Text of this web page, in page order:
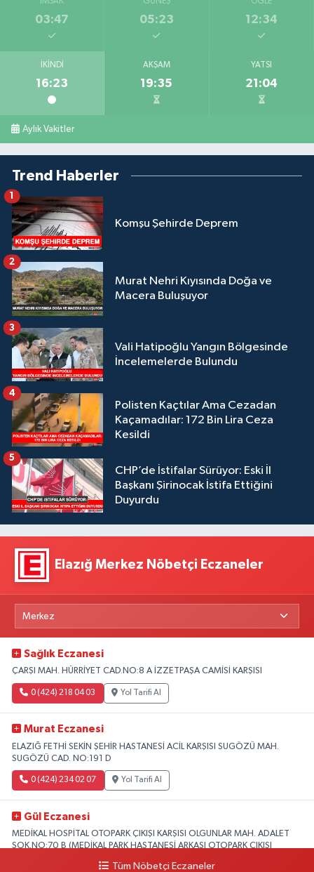
03:47 05:23 12:34
İKINDI
16:23
AKŞAM
19:35
YATSI
21:04
Aylık Vakitler
Trend Haberler
Komşu Şehirde Deprem
1
Murat Nehri Kıyısında Doğa ve
Macera Buluşuyor
2
Vali Hatipoğlu Yangın Bölgesinde
İncelemelerde Bulundu
3
Polisten Kaçtılar Ama Cezadan
Kaçamadılar: 172 Bin Lira Ceza
Kesildi
4
CHP’de İstifalar Sürüyor: Eski İl
Başkanı Şirinocak İstifa Ettiğini
Duyurdu
5
Elazığ Merkez Nöbetçi Eczaneler
Sağlık Eczanesi
ÇARŞI MAH. HÜRRİYET CAD.NO:8 A İZZETPAŞA CAMİSİ KARŞISI
0 (424) 218 04 03 Yol Tarifi Al
Murat Eczanesi
ELAZIĞ FETHİ SEKİN ŞEHİR HASTANESİ ACİL KARŞISI SUGÖZÜ MAH.
SUGÖZÜ CAD. NO:191 D
0 (424) 234 02 07 Yol Tarifi Al
Gül Eczanesi
MEDİKAL HOSPİTAL OTOPARK ÇIKIŞI KARŞISI OLGUNLAR MAH. ADALET
SOK.NO:70 B (MEDİKAL PARK HASTANESİ ARKASI OTOPARK ÇIKIŞI
Tüm Nöbetçi Eczaneler